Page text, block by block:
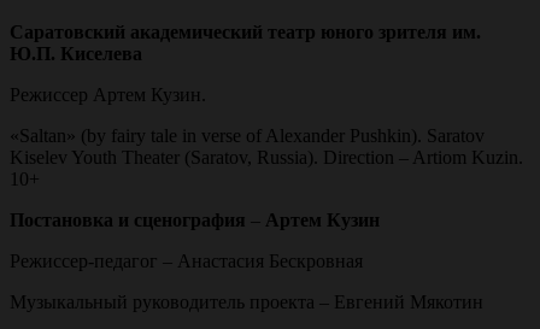
Саратовский академический театр юного зрителя им.
Ю.П. Киселева
Режиссер Артем Кузин.
«Saltan» (by fairy tale in verse of Alexander Pushkin). Saratov
Kiselev Youth Theater (Saratov, Russia). Direction – Artiom Kuzin.
10+
Постановка и сценография – Артем Кузин
Режиссер-педагог – Анастасия Бескровная
Музыкальный руководитель проекта – Евгений Мякотин